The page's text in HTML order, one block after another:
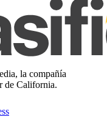
la compañía
de California.